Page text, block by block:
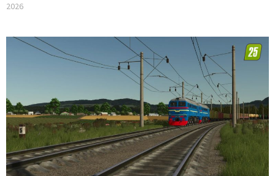
2026